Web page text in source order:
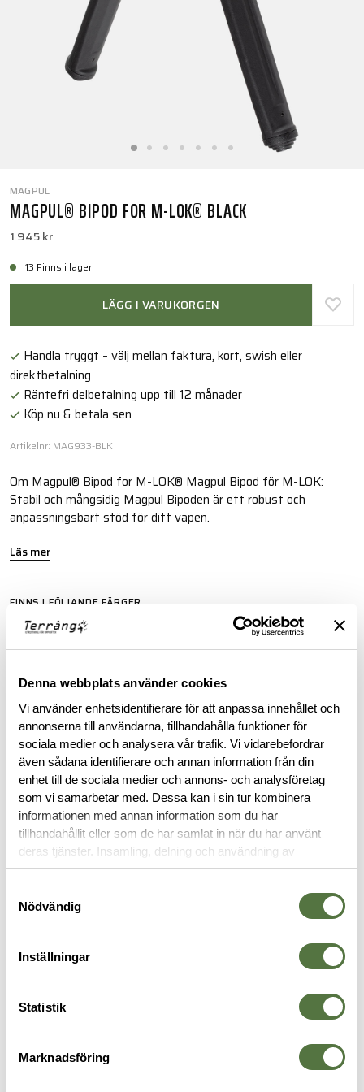
Denna webbplats använder cookies
Vi använder enhetsidentifierare för att anpassa innehållet och
annonserna till användarna, tillhandahålla funktioner för
sociala medier och analysera vår trafik. Vi vidarebefordrar
även sådana identifierare och annan information från din
enhet till de sociala medier och annons- och analysföretag
som vi samarbetar med. Dessa kan i sin tur kombinera
informationen med annan information som du har
tillhandahållit eller som de har samlat in när du har använt
deras tjänster. Insamling, delning och användning av
personuppgifter kan användas för personalisering av
Nödvändig
Inställningar
Statistik
Marknadsföring
MAGPUL
MAGPUL® BIPOD FOR M-LOK® BLACK
1 945 kr
13 Finns i lager
LÄGG I VARUKORGEN
Handla tryggt – välj mellan faktura, kort, swish eller
direktbetalning
Räntefri delbetalning upp till 12 månader
Köp nu & betala sen
Artikelnr: MAG933-BLK
Om Magpul® Bipod for M-LOK® Magpul Bipod för M-LOK:
Stabil och mångsidig Magpul Bipoden är ett robust och
anpassningsbart stöd för ditt vapen.
Läs mer
FINNS I FÖLJANDE FÄRGER
BESKRIVNING
RECENSIONER
OM VARUMÄRKET
VAPENTILLBEHÖR